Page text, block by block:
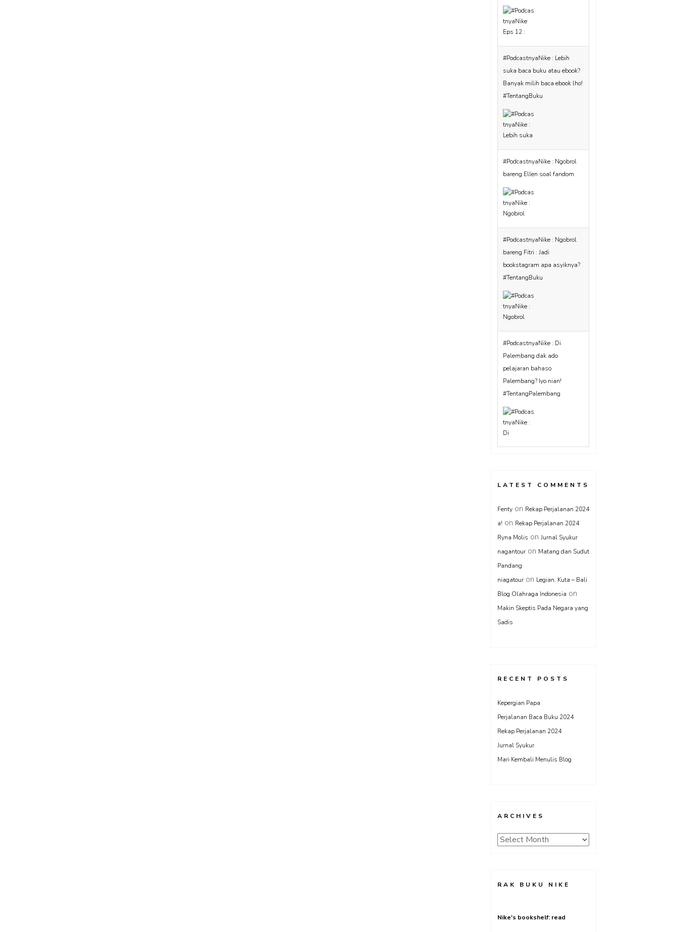
Banyak milih baca ebook lho!
#TentangBuku
#PodcastnyaNike : Ngobrol
bareng Ellen soal fandom
#PodcastnyaNike : Ngobrol
bareng Fitri : Jadi
bookstagram apa asyiknya?
#TentangBuku
#PodcastnyaNike : Di
Palembang dak ado
pelajaran bahaso
Palembang? Iyo nian!
#TentangPalembang
#PodcastnyaNike Eps 12 :
Reading Slump beneran ada!
LATEST COMMENTS
Fenty on Rekap Perjalanan 2024
a! on Rekap Perjalanan 2024
Ryna Molis on Jurnal Syukur
nagantour on Matang dan Sudut
Pandang
niagatour on Legian, Kuta – Bali
Blog Olahraga Indonesia on
Makin Skeptis Pada Negara yang
Sadis
RECENT POSTS
Kepergian Papa
Perjalanan Baca Buku 2024
Rekap Perjalanan 2024
Jurnal Syukur
Mari Kembali Menulis Blog
ARCHIVES
Archives
RAK BUKU NIKE
Nike's bookshelf: read